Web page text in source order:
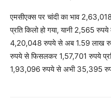
एमसीएक्स पर चांदी का भाव
प्रति किलो हो गया, यानी 2,565
4,20,048 रुपये से अब 1.59 लाख
रुपये से फिसलकर 1,57,701 रुपये
1,93,096 रुपये से अभी 35,395